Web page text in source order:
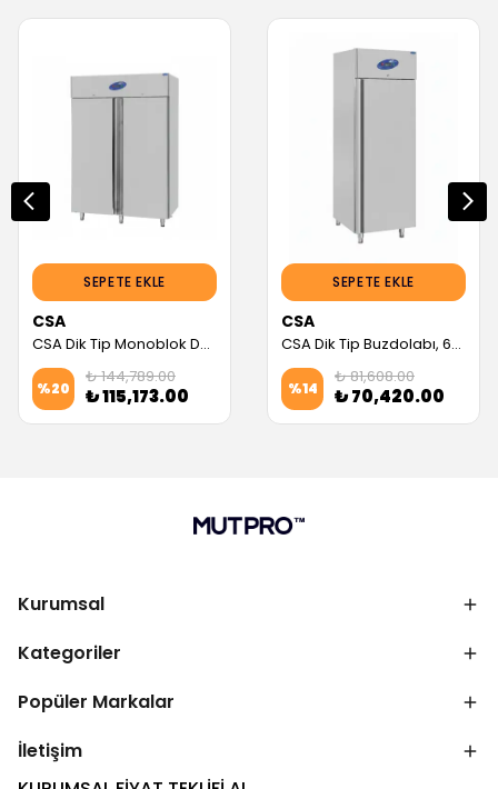
SEPETE EKLE
CSA
CSA Dik Tip Monoblok Derin Dondurucu, 2 Kapılı (CS.DBL.1400.M.KR) (Servis Garantili)
%20
₺ 144,789.00
₺ 115,173.00
SEPETE EKLE
CSA
CSA Dik Tip Buzdolabı, 600 L, 304 Kalite (CS.DBNK.600) (Servis Garantili)
%14
₺ 81,608.00
₺ 70,420.00
Kurumsal
Kategoriler
Popüler Markalar
İletişim